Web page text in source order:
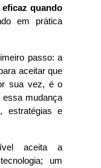
quando
em prática
passo: a
aceitar que
sua vez, é o
essa mudança
estratégias e
aceita a
um